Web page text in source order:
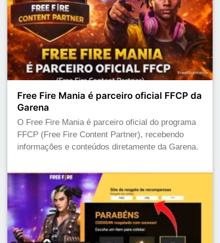
Free Fire Mania é parceiro oficial FFCP da
Garena
O Free Fire Mania é parceiro oficial do programa
FFCP (Free Fire Content Partner), recebendo
informações e conteúdos diretamente da Garena.